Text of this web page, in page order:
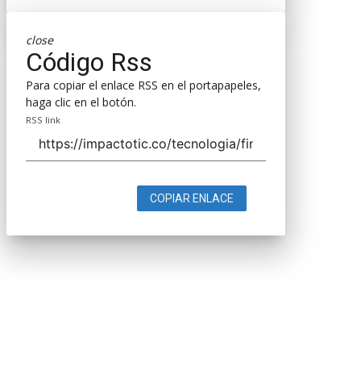
close
Código Rss
Para copiar el enlace RSS en el portapapeles,
haga clic en el botón.
RSS link
COPIAR ENLACE